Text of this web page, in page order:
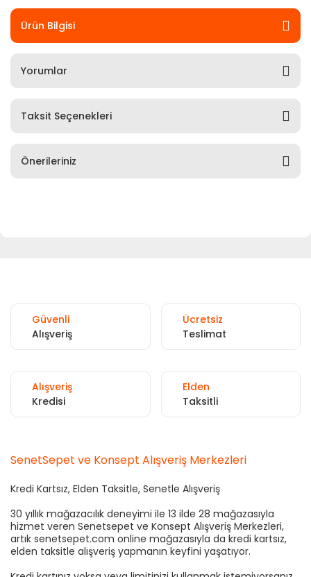
Ürün Bilgisi
Yorumlar
Taksit Seçenekleri
Önerileriniz
Güvenli
Alışveriş
Ücretsiz
Teslimat
Alışveriş
Kredisi
Elden
Taksitli
SenetSepet ve Konsept Alışveriş Merkezleri
Kredi Kartsız, Elden Taksitle, Senetle Alışveriş
30 yıllık mağazacılık deneyimi ile 13 ilde 28 mağazasıyla
hizmet veren Senetsepet ve Konsept Alışveriş Merkezleri,
artık senetsepet.com online mağazasıyla da kredi kartsız,
elden taksitle alışveriş yapmanın keyfini yaşatıyor.